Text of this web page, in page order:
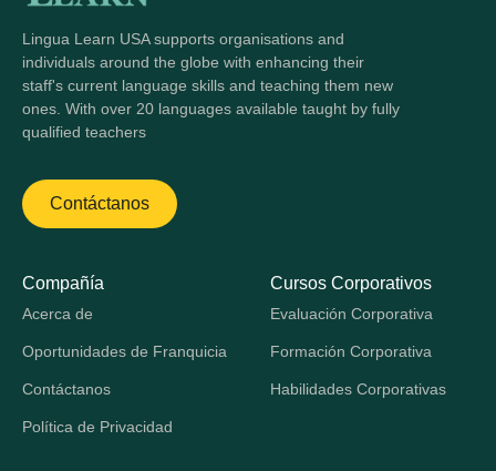
Lingua Learn USA supports organisations and
individuals around the globe with enhancing their
staff's current language skills and teaching them new
ones. With over 20 languages available taught by fully
qualified teachers
Contáctanos
Compañía
Acerca de
Oportunidades de Franquicia
Contáctanos
Política de Privacidad
Cursos Corporativos
Evaluación Corporativa
Formación Corporativa
Habilidades Corporativas